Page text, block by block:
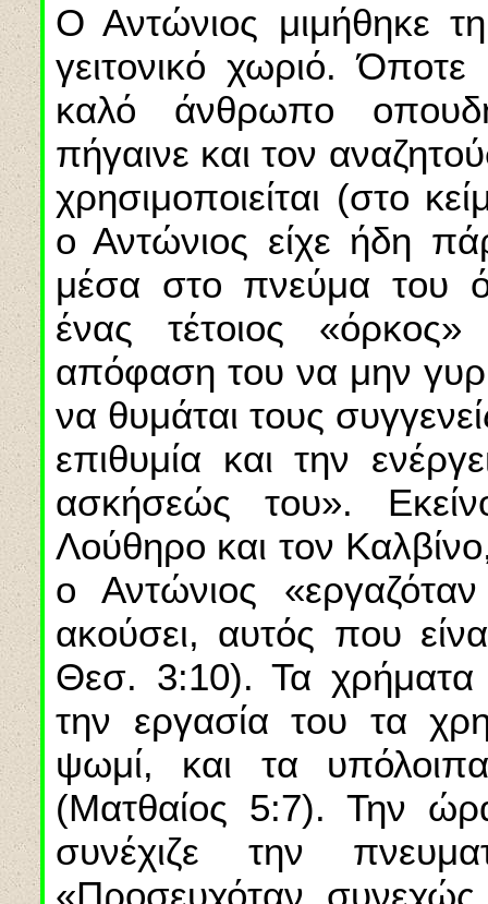
Ο Αντώνιος μιμήθηκε
γειτονικό χωριό.
καλό άνθρωπο
πήγαινε και τον
χρησιμοποιείται (στο
ο Αντώνιος είχε ήδη
μέσα στο πνεύμα του
ένας τέτοιος «όρκος»
απόφαση του να μην
να θυμάται τους
επιθυμία και την
ασκήσεώς του».
Λούθηρο και τον
ο Αντώνιος
ακούσει, αυτός που
Θεσ. 3:10). Τα χρήματα
την εργασία του τα
ψωμί, και τα
(Ματθαίος 5:7). Την
συνέχιζε την
«Προσευχόταν